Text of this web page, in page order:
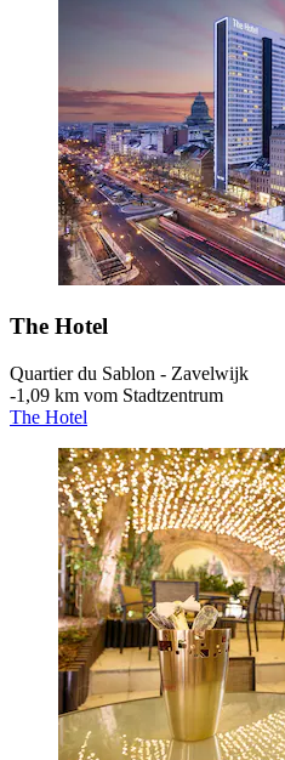
The Hotel
Quartier du Sablon - Zavelwijk
‐1,09 km vom Stadtzentrum
The Hotel